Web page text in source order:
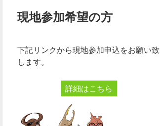
現地参加希望の方
下記リンクから現地参加申込をお願い致
します。
詳細はこちら